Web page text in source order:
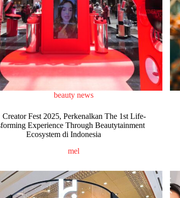
beauty news
Fest 2025, Perkenalkan The 1st Life-
Experience Through Beautytainment
Ecosystem di Indonesia
mel